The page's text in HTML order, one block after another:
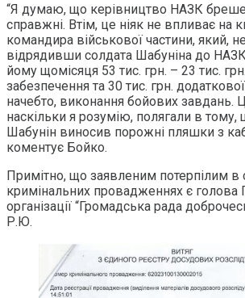
“Я думаю, що керівництво НАЗК бреше
справжні. Втім, це ніяк не впливає на
командира військової частини, який,
відрядивши солдата Шабуніна до
йому щомісяця 53 тис. грн. – 23 тис.
забезпечення та 30 тис. грн.
начебто, виконання бойових завдань.
наскільки я розумію, полягали в тому,
Шабунін виносив порожні пляшки з
коментує Бойко.
Примітно, що заявленим потерпілим в
кримінальних провадженнях є голова
організації “Громадська рада
Р.Ю.